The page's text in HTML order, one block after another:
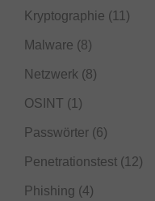
Kryptographie (11)
Malware (8)
Netzwerk (8)
OSINT (1)
Passwörter (6)
Penetrationstest (12)
Phishing (4)